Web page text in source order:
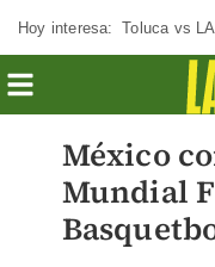
Hoy interesa: Toluca vs
México
Mundial